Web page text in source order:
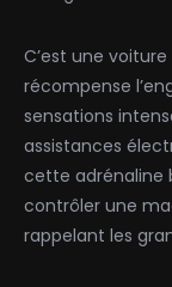
C’est une
récompense
sensations
assistances
cette adrénaline
contrôler une
rappelant les